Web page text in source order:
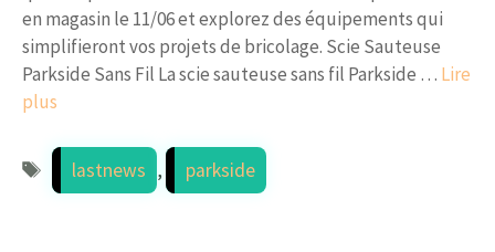
en magasin le 11/06 et explorez des équipements qui
simplifieront vos projets de bricolage. Scie Sauteuse
Parkside Sans Fil La scie sauteuse sans fil Parkside … Lire
plus
Étiquettes
lastnews , parkside